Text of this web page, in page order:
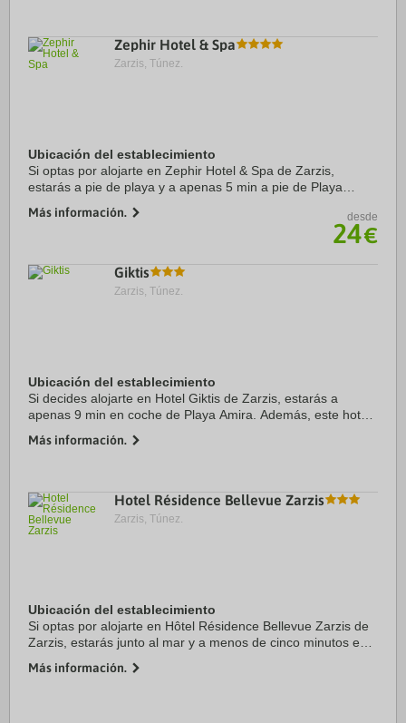
Zephir Hotel & Spa
Zarzis, Túnez.
Ubicación del establecimiento
Si optas por alojarte en Zephir Hotel & Spa de Zarzis,
estarás a pie de playa y a apenas 5 min a pie de Playa
de Playa Oamarit y a 11 km de Puerto ...
Más información. desde
24€
Giktis
Zarzis, Túnez.
Ubicación del establecimiento
Si decides alojarte en Hotel Giktis de Zarzis, estarás a
apenas 9 min en coche de Playa Amira. Además, este hotel
Puerto pesquero ...
Más información.
Hotel Résidence Bellevue Zarzis
Zarzis, Túnez.
Ubicación del establecimiento
Si optas por alojarte en Hôtel Résidence Bellevue Zarzis de
Zarzis, estarás junto al mar y a menos de cinco minutos en
12,6 km de Playa Oamarit y a ...
Más información.